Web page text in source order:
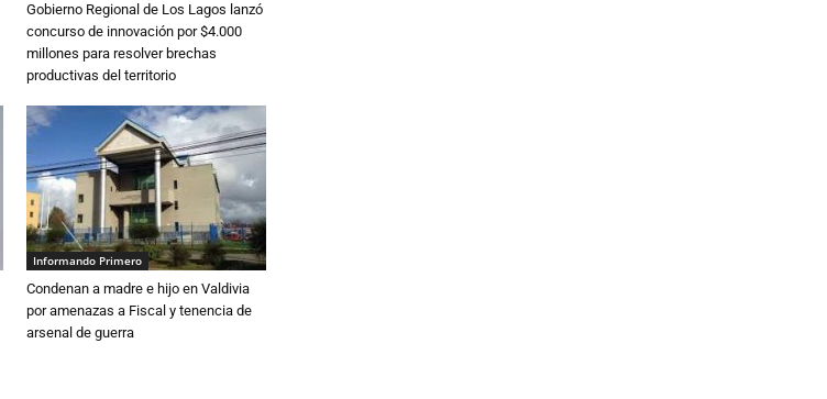
Gobierno Regional de Los Lagos lanzó
concurso de innovación por $4.000
millones para resolver brechas
productivas del territorio
Informando Primero
Condenan a madre e hijo en Valdivia
por amenazas a Fiscal y tenencia de
arsenal de guerra